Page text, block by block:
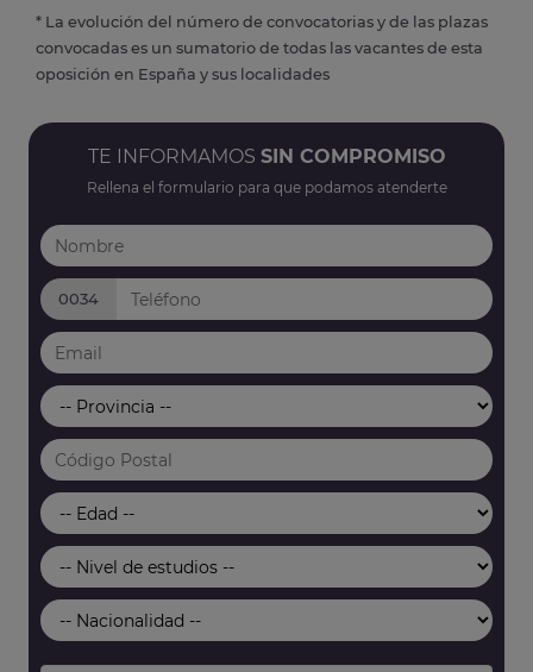
* La evolución del número de convocatorias y de las plazas
convocadas es un sumatorio de todas las vacantes de esta
oposición en España y sus localidades
TE INFORMAMOS SIN COMPROMISO
Rellena el formulario para que podamos atenderte
0034